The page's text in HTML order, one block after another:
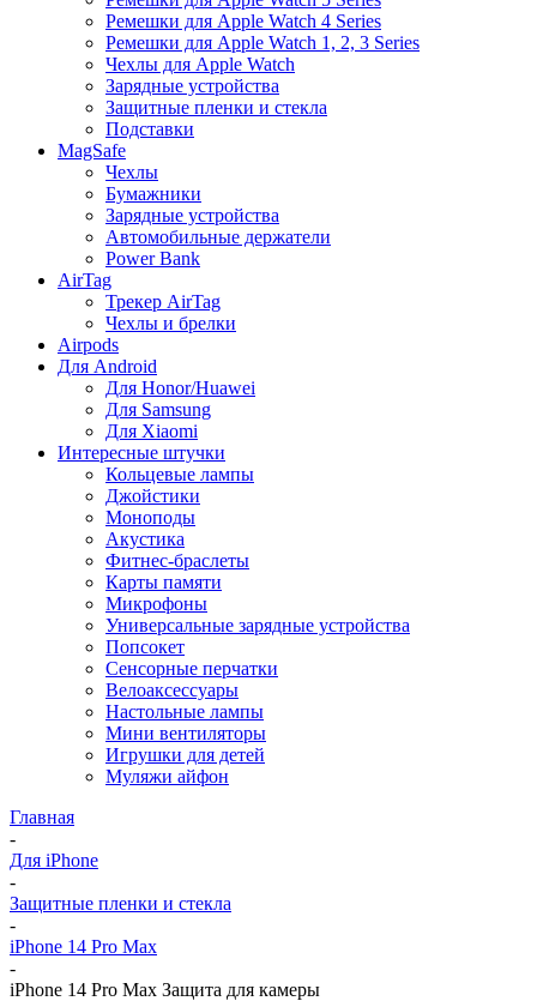
Ремешки для Apple Watch 4 Series
Ремешки для Apple Watch 1, 2, 3 Series
Чехлы для Apple Watch
Зарядные устройства
Защитные пленки и стекла
Подставки
MagSafe
Чехлы
Бумажники
Зарядные устройства
Автомобильные держатели
Power Bank
AirTag
Трекер AirTag
Чехлы и брелки
Airpods
Для Android
Для Honor/Huawei
Для Samsung
Для Xiaomi
Интересные штучки
Кольцевые лампы
Джойстики
Моноподы
Акустика
Фитнес-браслеты
Карты памяти
Микрофоны
Универсальные зарядные устройства
Попсокет
Сенсорные перчатки
Велоаксессуары
Настольные лампы
Мини вентиляторы
Игрушки для детей
Муляжи айфон
Главная
-
Для iPhone
-
Защитные пленки и стекла
-
iPhone 14 Pro Max
-
iPhone 14 Pro Max Защита для камеры